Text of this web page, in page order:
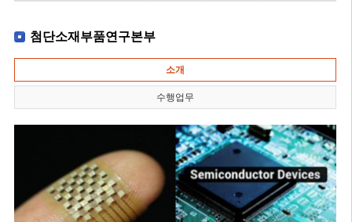
첨단소재부품연구본부
소개
수행업무